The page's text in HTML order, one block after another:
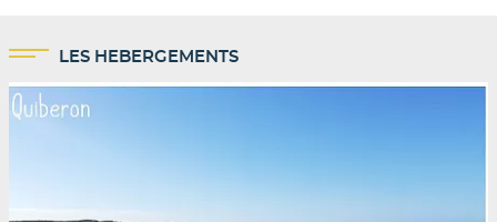
LES HEBERGEMENTS